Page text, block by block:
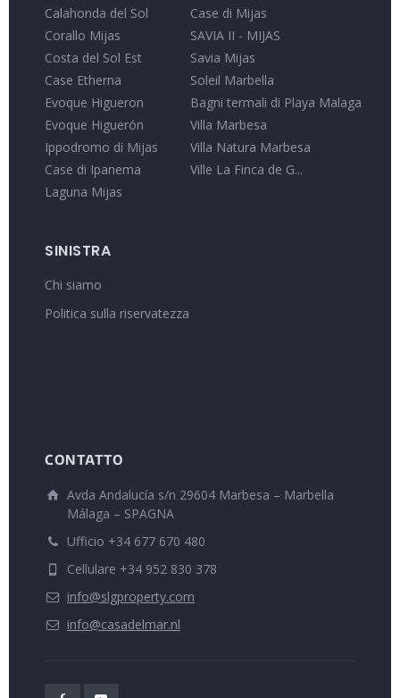
Calahonda del Sol
Corallo Mijas
Costa del Sol Est
Case Etherna
Evoque Higueron
Evoque Higuerón
Ippodromo di Mijas
Case di Ipanema
Laguna Mijas
Case di Mijas
SAVIA II - MIJAS
Savia Mijas
Soleil Marbella
Bagni termali di Playa Malaga
Villa Marbesa
Villa Natura Marbesa
Ville La Finca de G...
SINISTRA
Chi siamo
Politica sulla riservatezza
CONTATTO
Avda Andalucía s/n 29604 Marbesa – Marbella
Málaga – SPAGNA
Ufficio +34 677 670 480
Cellulare +34 952 830 378
info@slgproperty.com
info@casadelmar.nl